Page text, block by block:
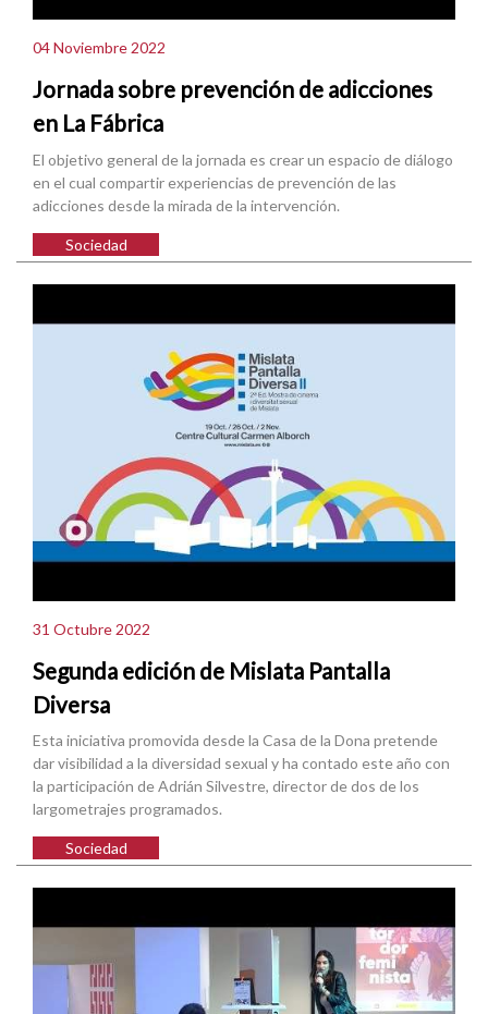
04 Noviembre 2022
Jornada sobre prevención de adicciones
en La Fábrica
El objetivo general de la jornada es crear un espacio de diálogo
en el cual compartir experiencias de prevención de las
adicciones desde la mirada de la intervención.
Sociedad
31 Octubre 2022
Segunda edición de Mislata Pantalla
Diversa
Esta iniciativa promovida desde la Casa de la Dona pretende
dar visibilidad a la diversidad sexual y ha contado este año con
la participación de Adrián Silvestre, director de dos de los
largometrajes programados.
Sociedad